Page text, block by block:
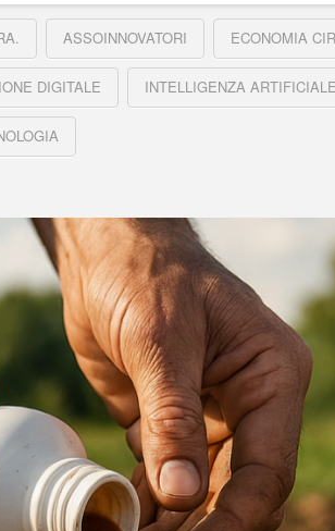
ASSOINNOVATORI ECONOMIA
DIGITALE INTELLIGENZA ARTIFICIALE